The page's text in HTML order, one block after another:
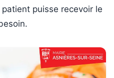
puisse recevoir le